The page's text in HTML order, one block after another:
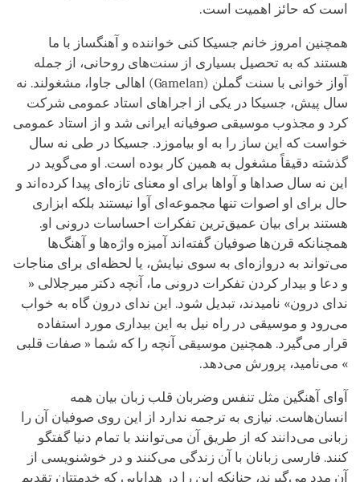
است که حائز اهمیت است.
همچنین امروز خانم جسیکا کنی خواننده و آهنگساز با ما
هستند که به تحصیل بسیاری از سنت‌های روحانی، از جمله
آواز خوانی با سنت گملن (Gamelan) اهالی جاوا، مشغولند. نه
سال پیش، جسیکا در یکی از اجراهای استاد عمومی شرکت
کرد و مجذوب موسیقی صوفیانه ایرانی شد و از استاد عمومی
خواست که این ساز را به او بیاموزد. جسیکا در طی نه سال
گذشته دقیقاً مشغول به همین کار بوده است. او می‌گوید در
این نه سال صداها و آواها برای او معنای تازه‌ای پیدا کرده‌اند و
حال برای او اصوات تنها مجموعه‌ای آوا نیستند بلکه ابزاری
هستند برای بیان عمیق‌ترین تفکرات احساسات درونی او.
همچنانکه قرن‌ها صوفیان گفته‌اند آمیزه واژه‌ها و آهنگ‌ها
می‌تواند به دروازه‌ای به سوی نیایش، یا لحظه‌ای برای مناجات
و دعا و بیدار کردن تفکرات درونی ما، آنچه دکتر میرجلالی «
ندای درون» نامیدند، تبدیل شود. این ندای درون گاه به خواب
می‌رود و موسیقی در راه نیل به این بیداری مورد استفاده
قرار می‌گیرد. همچنین موسیقی آنچه را که شما « صفات قلبی
» می‌نامید، پرورش می‌دهد.
آوای آهنگین مثل تنفس وضربان قلب زبان بیان همه
انسان‌هاست. نیازی به ترجمه ندارد از این روی صوفیان آن را
زبانی می‌دانند که از طریق آن می‌توانند با تمام دنیا گفتگو
کنند. فارسی زبانان با آن زندگی می‌کنند و در خوشنویسی از
آن مدد می‌گیرند، چنانکه این را در هدایایی که خدمتتان تقدیم